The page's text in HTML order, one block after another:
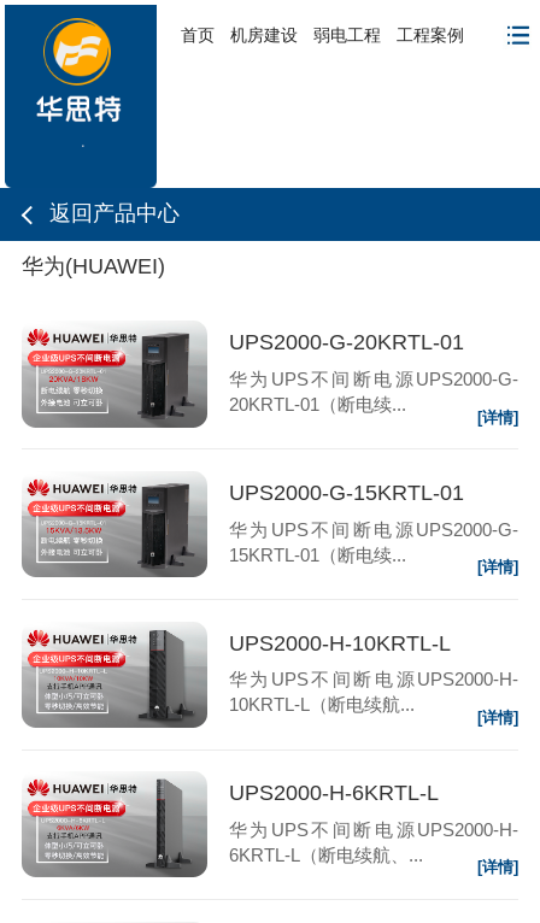
首页 机房建设 弱电工程 工程案例
返回产品中心
华为(HUAWEI)
UPS2000-G-20KRTL-01
华为UPS不间断电源UPS2000-G-
20KRTL-01（断电续...
[详情]
UPS2000-G-15KRTL-01
华为UPS不间断电源UPS2000-G-
15KRTL-01（断电续...
[详情]
UPS2000-H-10KRTL-L
华为UPS不间断电源UPS2000-H-
10KRTL-L（断电续航...
[详情]
UPS2000-H-6KRTL-L
华为UPS不间断电源UPS2000-H-
6KRTL-L（断电续航、...
[详情]